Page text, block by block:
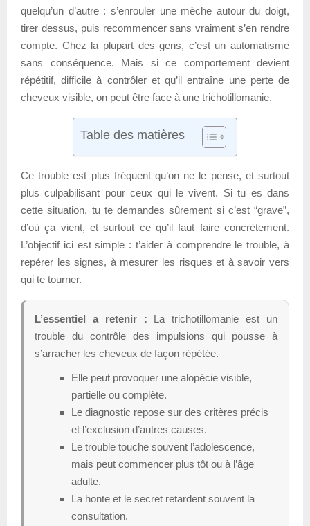
quelqu’un d’autre : s’enrouler une mèche autour du doigt,
tirer dessus, puis recommencer sans vraiment s’en rendre
compte. Chez la plupart des gens, c’est un automatisme
sans conséquence. Mais si ce comportement devient
répétitif, difficile à contrôler et qu’il entraîne une perte de
cheveux visible, on peut être face à une trichotillomanie.
Table des matières
Ce trouble est plus fréquent qu’on ne le pense, et surtout
plus culpabilisant pour ceux qui le vivent. Si tu es dans
cette situation, tu te demandes sûrement si c’est “grave”,
d’où ça vient, et surtout ce qu’il faut faire concrètement.
L’objectif ici est simple : t’aider à comprendre le trouble, à
repérer les signes, à mesurer les risques et à savoir vers
qui te tourner.
L’essentiel a retenir : La trichotillomanie est un
trouble du contrôle des impulsions qui pousse à
s’arracher les cheveux de façon répétée.
Elle peut provoquer une alopécie visible,
partielle ou complète.
Le diagnostic repose sur des critères précis
et l’exclusion d’autres causes.
Le trouble touche souvent l’adolescence,
mais peut commencer plus tôt ou à l’âge
adulte.
La honte et le secret retardent souvent la
consultation.